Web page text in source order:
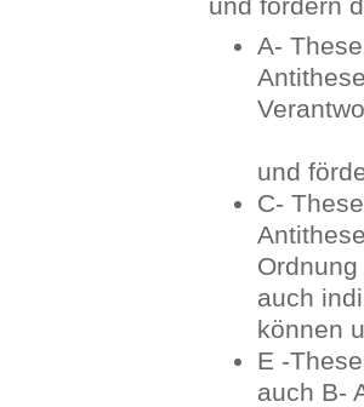
A-
und
C-
auch
können
E -
auch